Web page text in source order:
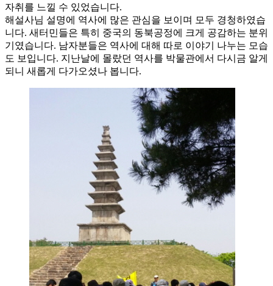
자취를 느낄 수 있었습니다.
해설사님 설명에 역사에 많은 관심을 보이며 모두 경청하였습
니다. 새터민들은 특히 중국의 동북공정에 크게 공감하는 분위
기였습니다. 남자분들은 역사에 대해 따로 이야기 나누는 모습
도 보입니다. 지난날에 몰랐던 역사를 박물관에서 다시금 알게
되니 새롭게 다가오셨나 봅니다.